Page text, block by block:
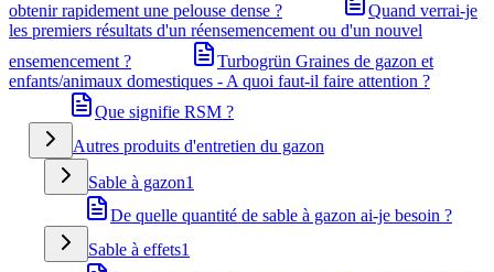
obtenir rapidement une pelouse dense ?
Quand verrai-je
les premiers résultats d'un réensemencement ou d'un nouvel
ensemencement ?
Turbogrün Graines de gazon et
enfants/animaux domestiques - A quoi faut-il faire attention ?
Que signifie RSM ?
Autres produits d'entretien du gazon
Sable à gazon1
De quelle quantité de sable à gazon ai-je besoin ?
Sable à effets1